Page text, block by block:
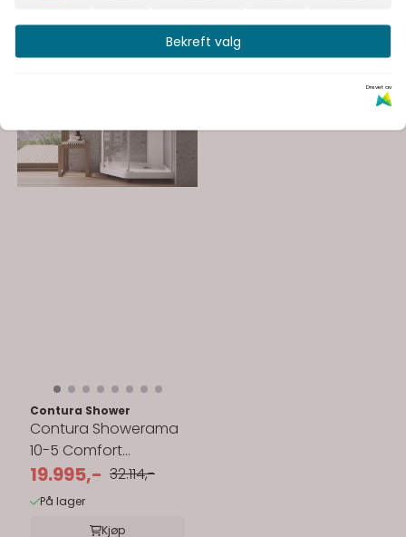
Contura Shower
Contura Showerama
10-5 Comfort
Pentagonal
Dusjkabinett 90x90
19.995,- 32.114,-
På lager
Kjøp
Bekreft valg
Drevet av